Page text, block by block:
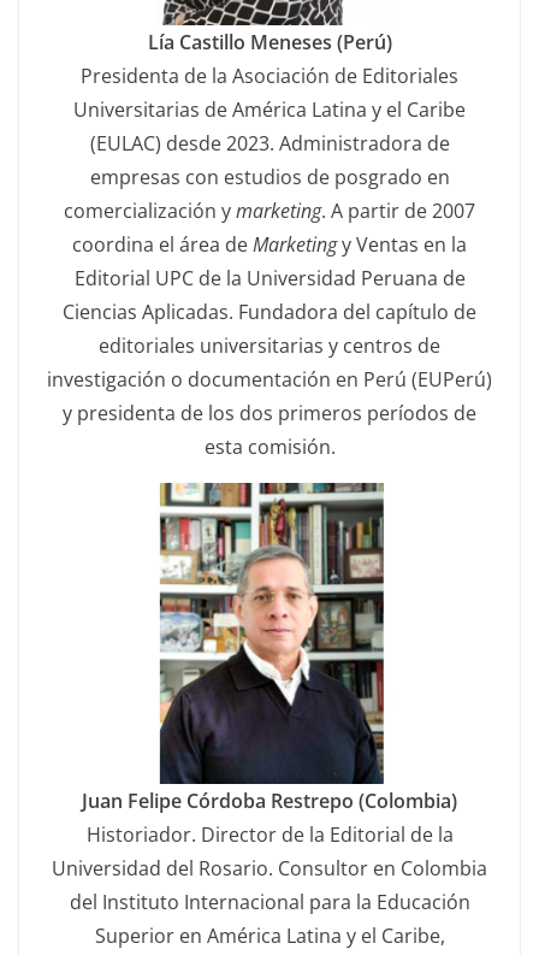
Lía Castillo Meneses (Perú)
Presidenta de la Asociación de Editoriales
Universitarias de América Latina y el Caribe
(EULAC) desde 2023. Administradora de
empresas con estudios de posgrado en
comercialización ymarketing. A partir de 2007
coordina el área deMarketingy Ventas en la
Editorial UPC de la Universidad Peruana de
Ciencias Aplicadas. Fundadora del capítulo de
editoriales universitarias y centros de
investigación o documentación en Perú (EUPerú)
y presidenta de los dos primeros períodos de
esta comisión.
Juan Felipe Córdoba Restrepo (Colombia)
Historiador. Director de la Editorial de la
Universidad del Rosario. Consultor en Colombia
del Instituto Internacional para la Educación
Superior en América Latina y el Caribe,